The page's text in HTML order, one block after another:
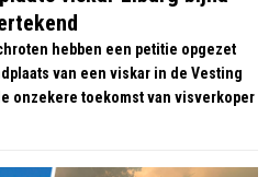
hebben een petitie opgezet
van een viskar in de Vesting
onzekere toekomst van visverkoper